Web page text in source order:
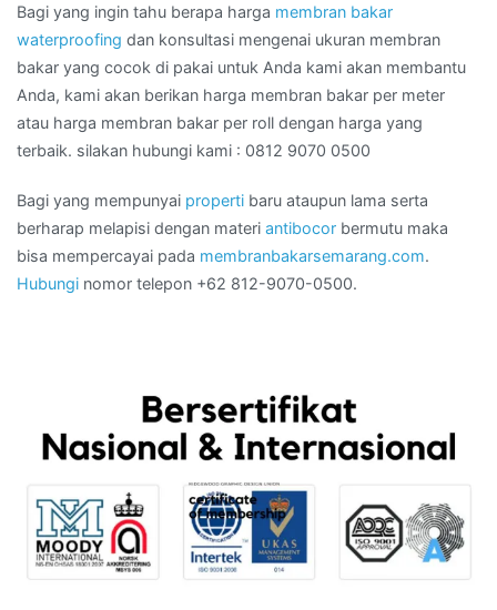
Bagi yang ingin tahu berapa harga membran bakar
waterproofing dan konsultasi mengenai ukuran membran
bakar yang cocok di pakai untuk Anda kami akan membantu
Anda, kami akan berikan harga membran bakar per meter
atau harga membran bakar per roll dengan harga yang
terbaik. silakan hubungi kami : 0812 9070 0500
Bagi yang mempunyai properti baru ataupun lama serta
berharap melapisi dengan materi antibocor bermutu maka
bisa mempercayai pada membranbakarsemarang.com.
Hubungi nomor telepon +62 812-9070-0500.